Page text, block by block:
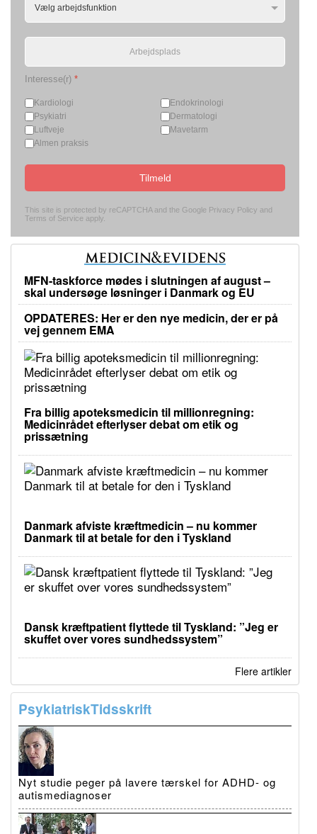
Interesse(r) *
Kardiologi
Endokrinologi
Psykiatri
Dermatologi
Luftveje
Mavetarm
Almen praksis
Tilmeld
This site is protected by reCAPTCHA and the Google Privacy Policy and
Terms of Service apply.
MFN-taskforce mødes i slutningen af august –
skal undersøge løsninger i Danmark og EU
OPDATERES: Her er den nye medicin, der er på
vej gennem EMA
Fra billig apoteksmedicin til millionregning:
Medicinrådet efterlyser debat om etik og
prissætning
Danmark afviste kræftmedicin – nu kommer
Danmark til at betale for den i Tyskland
Dansk kræftpatient flyttede til Tyskland: ”Jeg er
skuffet over vores sundhedssystem”
Flere artikler
PsykiatriskTidsskrift
Nyt studie peger på lavere tærskel for ADHD- og
autismediagnoser